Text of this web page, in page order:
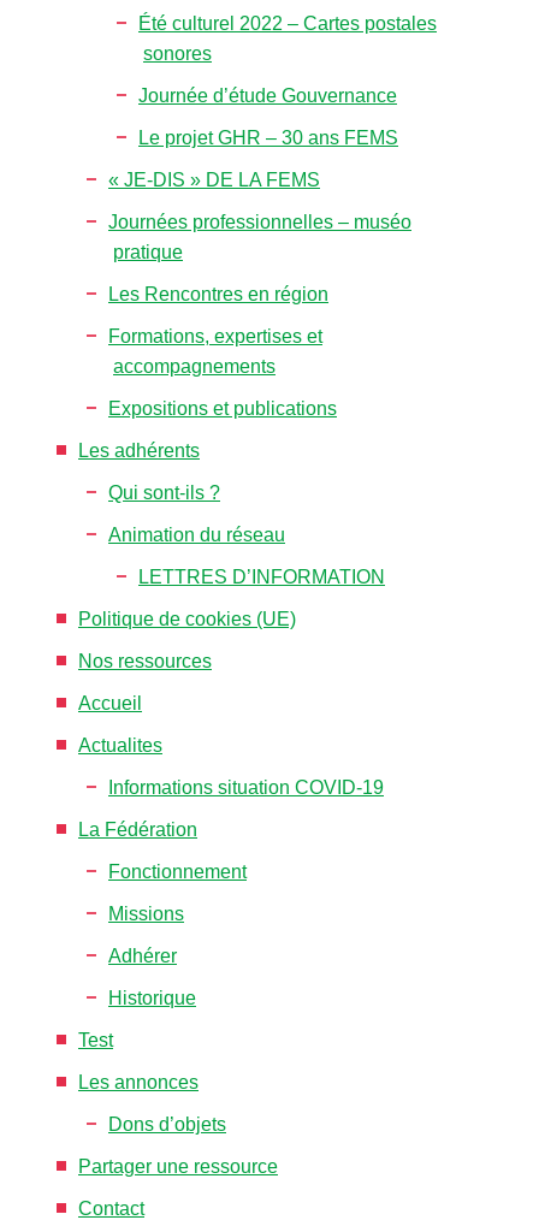
Été culturel 2022 – Cartes postales
sonores
Journée d’étude Gouvernance
Le projet GHR – 30 ans FEMS
« JE-DIS » DE LA FEMS
Journées professionnelles – muséo
pratique
Les Rencontres en région
Formations, expertises et
accompagnements
Expositions et publications
Les adhérents
Qui sont-ils ?
Animation du réseau
LETTRES D’INFORMATION
Politique de cookies (UE)
Nos ressources
Accueil
Actualites
Informations situation COVID-19
La Fédération
Fonctionnement
Missions
Adhérer
Historique
Test
Les annonces
Dons d’objets
Partager une ressource
Contact